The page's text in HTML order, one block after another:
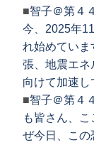
■智子＠第４
今、2025年
れ始めてい
張、地震エネ
向けて加速し
■智子＠第４
も皆さん、
ぜ今日、この